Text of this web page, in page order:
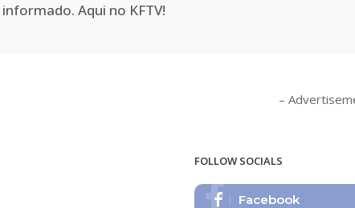
Aqui no KFTV!
–
FOLLOW SOCIALS
Facebook